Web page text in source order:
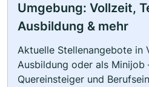
Umgebung: Vollzeit,
Ausbildung & mehr
Aktuelle Stellenangebote in
Ausbildung oder als Minijob
Quereinsteiger und